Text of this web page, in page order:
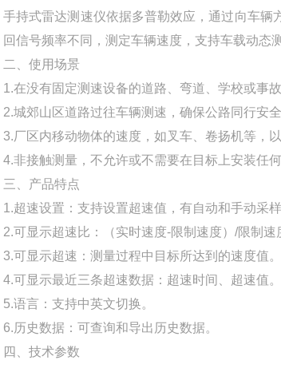
手持式雷达测速仪依据多普勒效应，通过向车
回信号频率不同，测定车辆速度，支持车载动态测
二、使用场景
1.在没有固定测速设备的道路、弯道、学校或事
2.城郊山区道路过往车辆测速，确保公路同行安全
3.厂区内移动物体的速度，如叉车、卷扬机等，
4.非接触测量，不允许或不需要在目标上安装任
三、产品特点
1.超速设置：支持设置超速值，有自动和手动采样
2.可显示超速比：（实时速度-限制速度）/限制速
3.可显示超速：测量过程中目标所达到的速度值。
4.可显示最近三条超速数据：超速时间、超速值。
5.语言：支持中英文切换。
6.历史数据：可查询和导出历史数据。
四、技术参数